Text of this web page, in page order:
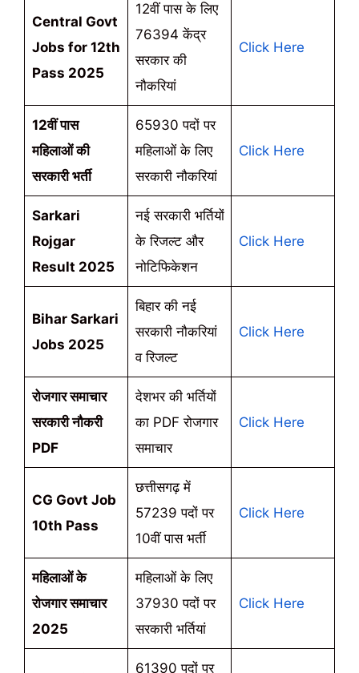
Central Govt
Jobs for 12th
Pass 2025
12वीं पास के लिए
76394 केंद्र
सरकार की
नौकरियां
Click Here
12वीं पास
महिलाओं की
सरकारी भर्ती
65930 पदों पर
महिलाओं के लिए
सरकारी नौकरियां
Click Here
Sarkari
Rojgar
Result 2025
नई सरकारी भर्तियों
के रिजल्ट और
नोटिफिकेशन
Click Here
Bihar Sarkari
Jobs 2025
बिहार की नई
सरकारी नौकरियां
व रिजल्ट
Click Here
रोजगार समाचार
सरकारी नौकरी
PDF
देशभर की भर्तियों
का PDF रोजगार
समाचार
Click Here
CG Govt Job
10th Pass
छत्तीसगढ़ में
57239 पदों पर
10वीं पास भर्ती
Click Here
महिलाओं के
रोजगार समाचार
2025
महिलाओं के लिए
37930 पदों पर
सरकारी भर्तियां
Click Here
61390 पदों पर